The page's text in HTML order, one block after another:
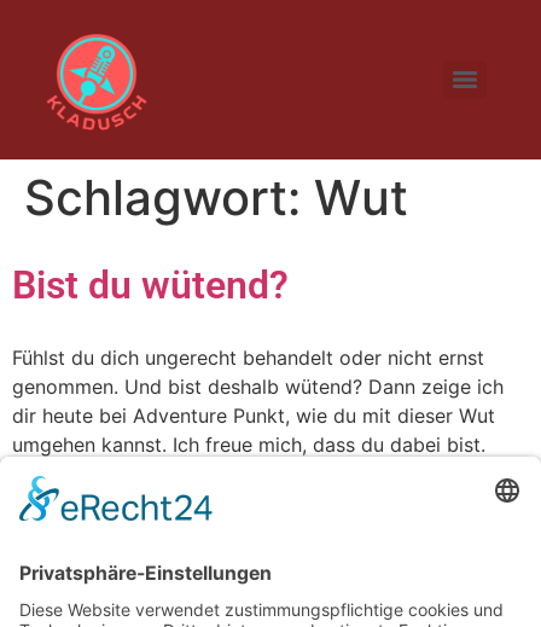
Schlagwort: Wut
Bist du wütend?
Fühlst du dich ungerecht behandelt oder nicht ernst
genommen. Und bist deshalb wütend? Dann zeige ich
dir heute bei Adventure Punkt, wie du mit dieser Wut
umgehen kannst. Ich freue mich, dass du dabei bist.
Deine Sabrina
vorbei: www.instagram.com/adventure.punkt
Bleib wie du bist. Und denk immer daran: Du bist der